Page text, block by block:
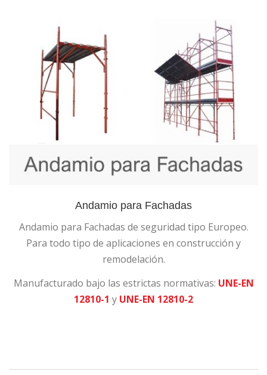
Andamio para Fachadas
Andamio para Fachadas de seguridad tipo Europeo.
Para todo tipo de aplicaciones en construcción y
remodelación.
Manufacturado bajo las estrictas normativas: UNE-EN
12810-1 y UNE-EN 12810-2